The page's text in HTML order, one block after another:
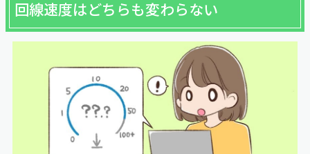
回線速度はどちらも変わらない